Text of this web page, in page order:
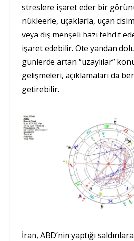
streslere işaret eder bir
nükleerle, uçaklarla, uçan
veya dış menşeli bazı tehdit
işaret edebilir. Öte yandan
günlerde artan “uzaylılar”
gelişmeleri, açıklamaları da
getirebilir.
İran, ABD’nin yaptığı